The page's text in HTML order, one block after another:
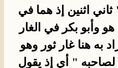
اثنين إذ هما في
وأبو بكر في الغار
به هنا غار ثور وهو
" أي إذ يقول